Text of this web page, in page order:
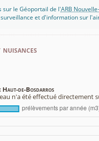
sur le Géoportail de l'ARB
surveillance et d'information sur
Haut-de-Bosdarros
n'a été effectué directement